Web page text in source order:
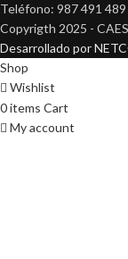
Teléfono: 987 491 489
Copyrigth 2025 -
Desarrollado por
Shop
Wishlist
0items Cart
My account